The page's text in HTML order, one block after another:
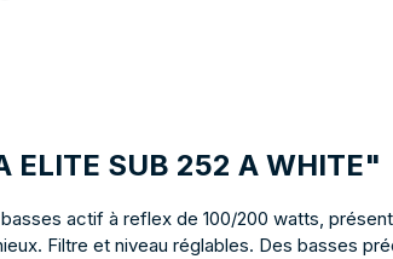
SUB 252 A WHITE"
actif à reflex de 100/200 watts,
Filtre et niveau réglables. Des basses